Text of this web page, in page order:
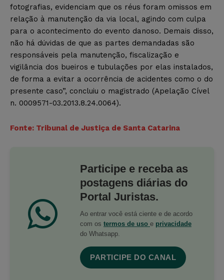
fotografias, evidenciam que os réus foram omissos em
relação à manutenção da via local, agindo com culpa
para o acontecimento do evento danoso. Demais disso,
não há dúvidas de que as partes demandadas são
responsáveis pela manutenção, fiscalização e
vigilância dos bueiros e tubulações por elas instalados,
de forma a evitar a ocorrência de acidentes como o do
presente caso”, concluiu o magistrado (Apelação Cível
n. 0009571-03.2013.8.24.0064).
Fonte: Tribunal de Justiça de Santa Catarina
Participe e receba as
postagens diárias do
Portal Juristas.
Ao entrar você está ciente e de acordo
com os termos de uso e privacidade
do Whatsapp.
PARTICIPE DO CANAL